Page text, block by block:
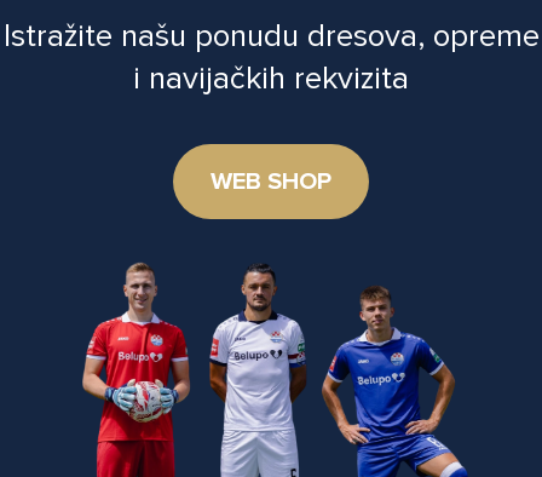
Istražite našu ponudu dresova, opreme
i navijačkih rekvizita
WEB SHOP